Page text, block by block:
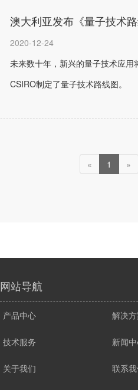
澳大利亚发布《量子技术
2020-12-24
未来数十年，新兴的量子技术应用
CSIRO制定了量子技术路线图。
« 1 »
网站导航
产品中心 解决
技术服务 新闻
关于我们 联系